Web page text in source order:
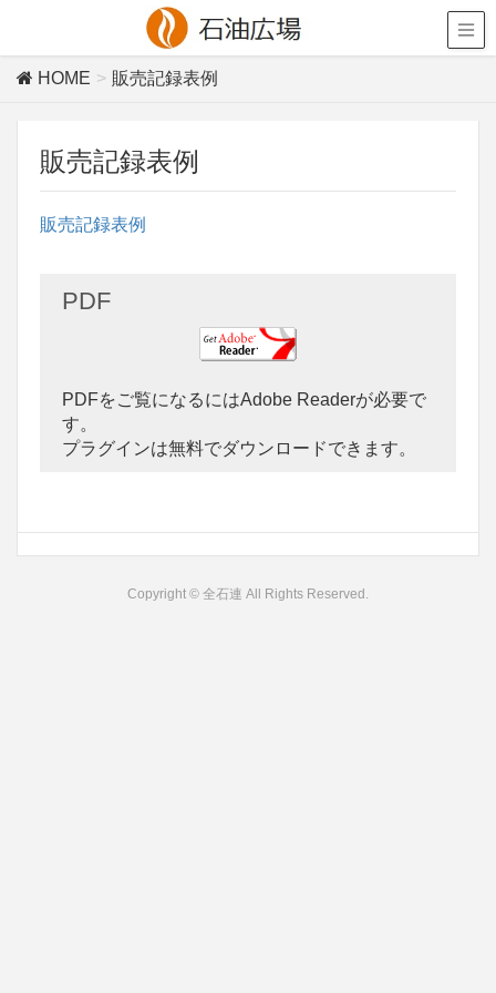
HOME 販売記録表例
販売記録表例
販売記録表例
PDF
PDFをご覧になるにはAdobe Readerが必要で
す。
プラグインは無料でダウンロードできます。
Copyright © 全石連 All Rights Reserved.